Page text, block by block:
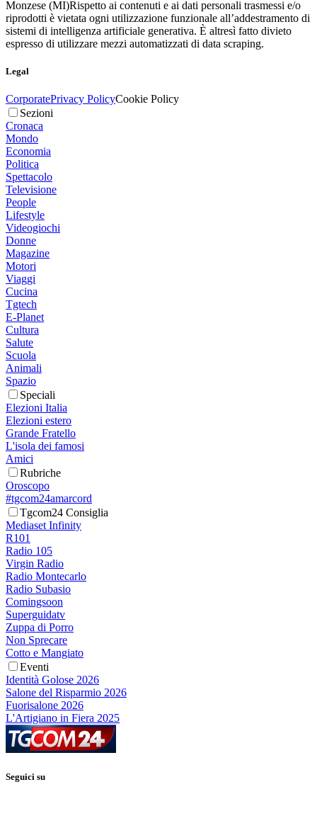
Monzese (MI)Rispetto ai contenuti e ai dati personali trasmessi e/o
riprodotti è vietata ogni utilizzazione funzionale all’addestramento di
sistemi di intelligenza artificiale generativa. È altresì fatto divieto
espresso di utilizzare mezzi automatizzati di data scraping.
Legal
CorporatePrivacy PolicyCookie Policy
Sezioni
Cronaca
Mondo
Economia
Politica
Spettacolo
Televisione
People
Lifestyle
Videogiochi
Donne
Magazine
Motori
Viaggi
Cucina
Tgtech
E-Planet
Cultura
Salute
Scuola
Animali
Spazio
Speciali
Elezioni Italia
Elezioni estero
Grande Fratello
L'isola dei famosi
Amici
Rubriche
Oroscopo
#tgcom24amarcord
Tgcom24 Consiglia
Mediaset Infinity
R101
Radio 105
Virgin Radio
Radio Montecarlo
Radio Subasio
Comingsoon
Superguidatv
Zuppa di Porro
Non Sprecare
Cotto e Mangiato
Eventi
Identità Golose 2026
Salone del Risparmio 2026
Fuorisalone 2026
L'Artigiano in Fiera 2025
Seguici su